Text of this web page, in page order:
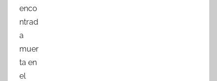
o
k
enco
ntrad
a
muer
ta en
el